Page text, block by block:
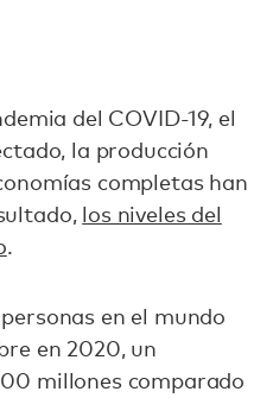
del COVID-19, el
la producción
completas han
los niveles del
.
en el mundo
en 2020, un
millones comparado